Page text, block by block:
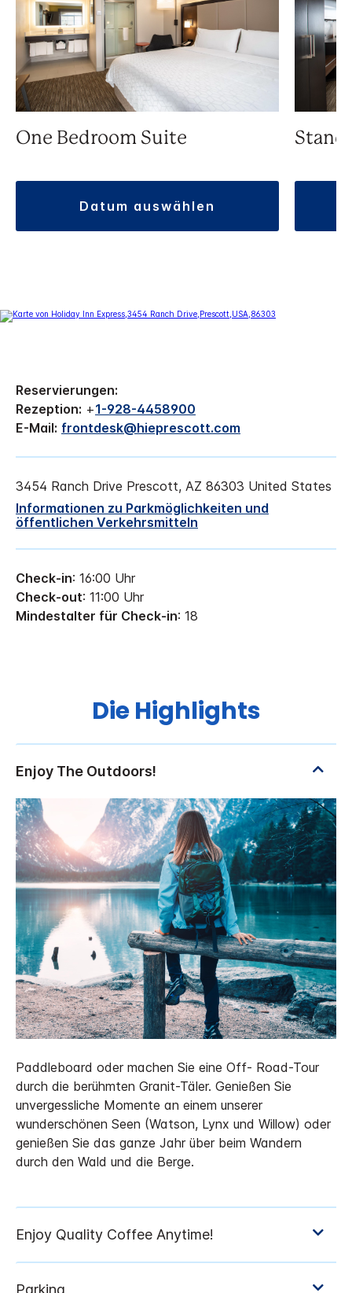
One Bedroom Suite
datum auswählen
Reservierungen:
Rezeption: +1-928-4458900
E-Mail: frontdesk@hieprescott.com
3454 Ranch Drive Prescott, AZ 86303 United States
Informationen zu Parkmöglichkeiten und
öffentlichen Verkehrsmitteln
Check-in: 16:00 Uhr
Check-out: 11:00 Uhr
Mindestalter für Check-in: 18
Die Highlights
Paddleboard oder machen Sie eine Off- Road-Tour
durch die berühmten Granit-Täler. Genießen Sie
unvergessliche Momente an einem unserer
wunderschönen Seen (Watson, Lynx und Willow) oder
genießen Sie das ganze Jahr über beim Wandern
durch den Wald und die Berge.